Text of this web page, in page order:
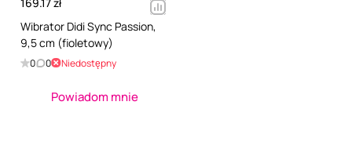
Wibrator Didi Sync Passion,
9,5 cm (fioletowy)
0 0 Niedostępny
Powiadom mnie